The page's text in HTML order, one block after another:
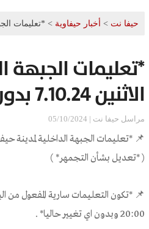
حيفا نت > أخبار حيفاوية > *تعليمات الجبهة
*تعليمات الجبهة
الاثنين 7.10.24 بدون اي تغيير حاليا* .
مراسل حيفا نت | 05/10/2024
📌 *تعليمات الجبهة الداخلية لمدينة حيفا حتى يوم الاثنين
( *تعديل بشأن التجمهر* )
20:00 وبدون اي تغيير حاليا* .